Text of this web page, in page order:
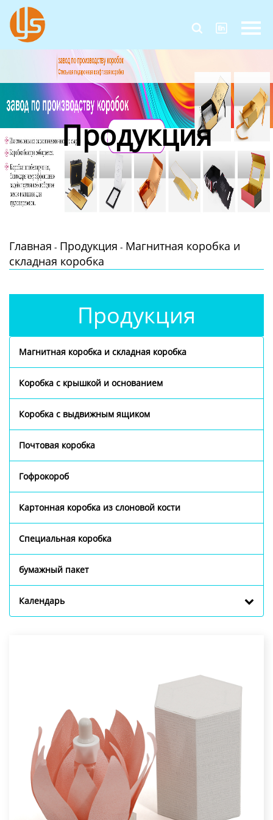
 
Главная
Продукция
О Нас
Контакты Продукция
Главная - Продукция - Магнитная коробка и
складная коробка
Продукция
Магнитная коробка и складная коробка
Коробка с крышкой и основанием
Коробка с выдвижным ящиком
Почтовая коробка
Гофрокороб
Картонная коробка из слоновой кости
Специальная коробка
бумажный пакет
Календарь